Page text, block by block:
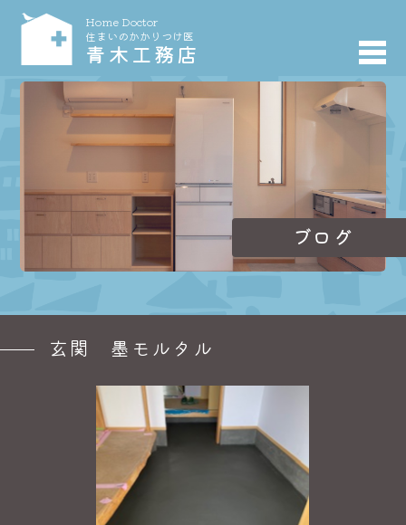
Home Doctor
住まいのかかりつけ医
青木工務店
ブログ
玄関 墨モルタル